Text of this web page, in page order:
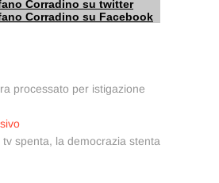
Corradino su twitter
Corradino su Facebook
processato per istigazione
Articolo
successivo:
tv spenta, la democrazia stenta